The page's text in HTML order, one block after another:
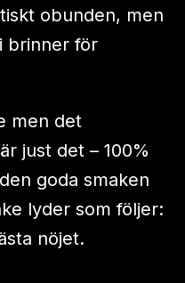
obunden, men
brinner för
men det
just det – 100%
goda smaken
lyder som följer:
nöjet.